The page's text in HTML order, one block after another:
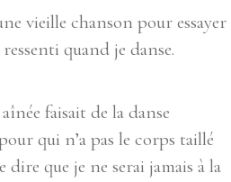
vieille chanson pour essayer
quand je danse.
faisait de la danse
qui n’a pas le corps taillé
dire que je ne serai jamais à la